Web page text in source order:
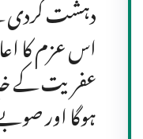
دہشت گردی
اس عزم کا
عفریت کے
ہوگا اور